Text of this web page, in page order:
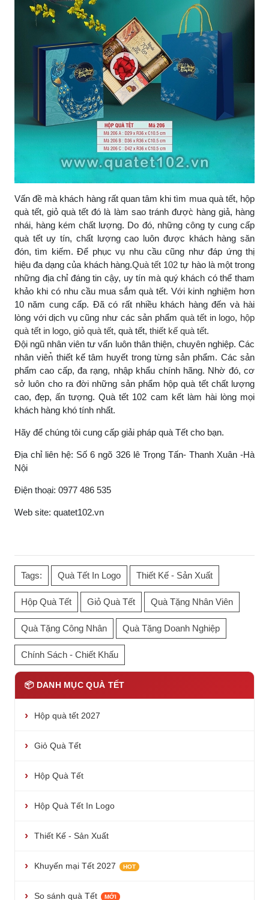
📦 DANH MỤC QUÀ TẾT
Hộp quà tết 2027
Giỏ Quà Tết
Hộp Quà Tết
Hộp Quà Tết In Logo
Thiết Kế - Sản Xuất
Khuyến mại Tết 2027 HOT
So sánh quà Tết MỚI
Vấn đề mà khách hàng rất quan tâm khi tìm mua quà tết, hộp
quà tết, giỏ quà tết đó là làm sao tránh được̀ hàng giả, hàng
nhái, hàng kém chất lượng. Do đó, những công ty cung cấp
quà tết uy tín, chất lượng cao luôn được khách hàng săn
đón, tìm kiếm. Để phục vụ nhu cầu cũng như đáp ứng thị
hiệu đa dạng của khách hàng.Quà tết 102 tự hào là một trong
những địa chỉ đáng tin cậy, uy tín mà quý khách có thể tham
khảo khi có nhu cầu mua sắm quà tết. Với kinh nghiệm hơn
10 năm cung cấp. Đã có rất nhiều khách hàng đến và hài
lòng với dịch vụ cũng như các sản phẩm quà tết in logo, hộp
quà tết in logo, giỏ quà tết, quà tết, thiết kế quà tết.
Đội ngũ nhân viên tư vấn luôn thân thiện, chuyên nghiệp. Các
nhân viên̉ thiết kế tâm huyết trong từng sản phẩm. Các sản
phẩm cao cấp, đa rạng, nhập khẩu chính hãng. Nhờ đó, cơ
sở luôn cho ra đời những sản phẩm hộp quà tết chất lượng
cao, đẹp, ấn tượng. Quà tết 102 cam kết làm hài lòng mọi
khách hàng khó tính nhất.
Hãy để chúng tôi cung cấp giải pháp quà Tết cho bạn.
Địa chỉ liên hệ: Số 6 ngõ 326 lê Trọng Tấn- Thanh Xuân -Hà
Nội
Điện thoại: 0977 486 535
Web site: quatet102.vn
Tags: Quà Tết In Logo Thiết Kế - Sản Xuất
Hộp Quà Tết Giỏ Quà Tết Quà Tặng Nhân Viên
Quà Tặng Công Nhân Quà Tặng Doanh Nghiệp
Chính Sách - Chiết Khấu